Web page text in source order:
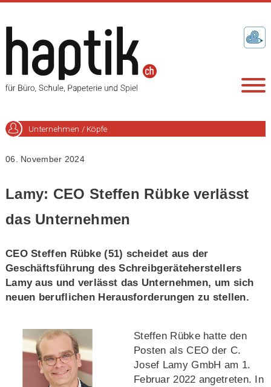
Unternehmen / Köpfe
06. November 2024
Lamy: CEO Steffen Rübke verlässt
das Unternehmen
CEO Steffen Rübke (51) scheidet aus der
Geschäftsführung des Schreibgeräteherstellers
Lamy aus und verlässt das Unternehmen, um sich
neuen beruflichen Herausforderungen zu stellen.
Steffen Rübke hatte den
Posten als CEO der C.
Josef Lamy GmbH am 1.
Februar 2022 angetreten. In